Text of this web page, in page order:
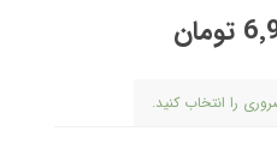
را انتخاب کنید.